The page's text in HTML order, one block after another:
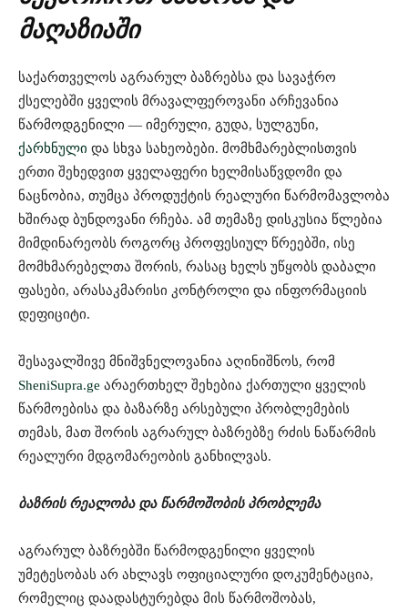
მაღაზიაში
საქართველოს აგრარულ ბაზრებსა და სავაჭრო
ქსელებში ყველის მრავალფეროვანი არჩევანია
წარმოდგენილი — იმერული, გუდა, სულგუნი,
ქარხნული და სხვა სახეობები. მომხმარებლისთვის
ერთი შეხედვით ყველაფერი ხელმისაწვდომი და
ნაცნობია, თუმცა პროდუქტის რეალური წარმომავლობა
ხშირად ბუნდოვანი რჩება. ამ თემაზე დისკუსია წლებია
მიმდინარეობს როგორც პროფესიულ წრეებში, ისე
მომხმარებელთა შორის, რასაც ხელს უწყობს დაბალი
ფასები, არასაკმარისი კონტროლი და ინფორმაციის
დეფიციტი.
შესავალშივე მნიშვნელოვანია აღინიშნოს, რომ
SheniSupra.ge არაერთხელ შეხებია ქართული ყველის
წარმოებისა და ბაზარზე არსებული პრობლემების
თემას, მათ შორის აგრარულ ბაზრებზე რძის ნაწარმის
რეალური მდგომარეობის განხილვას.
ბაზრის რეალობა და წარმოშობის პრობლემა
აგრარულ ბაზრებში წარმოდგენილი ყველის
უმეტესობას არ ახლავს ოფიციალური დოკუმენტაცია,
რომელიც დაადასტურებდა მის წარმოშობას,